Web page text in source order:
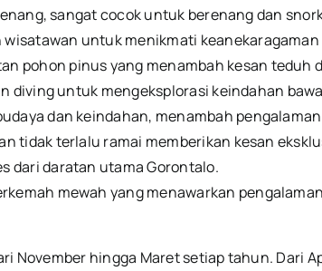
sangat cocok untuk berenang dan
untuk menikmati
pohon pinus yang menambah kesan teduh
diving untuk mengeksplorasi keindahan
dan keindahan, menambah
tidak terlalu ramai memberikan kesan
dari daratan utama Gorontalo.
mewah yang menawarkan
November hingga Maret setiap tahun. Dari